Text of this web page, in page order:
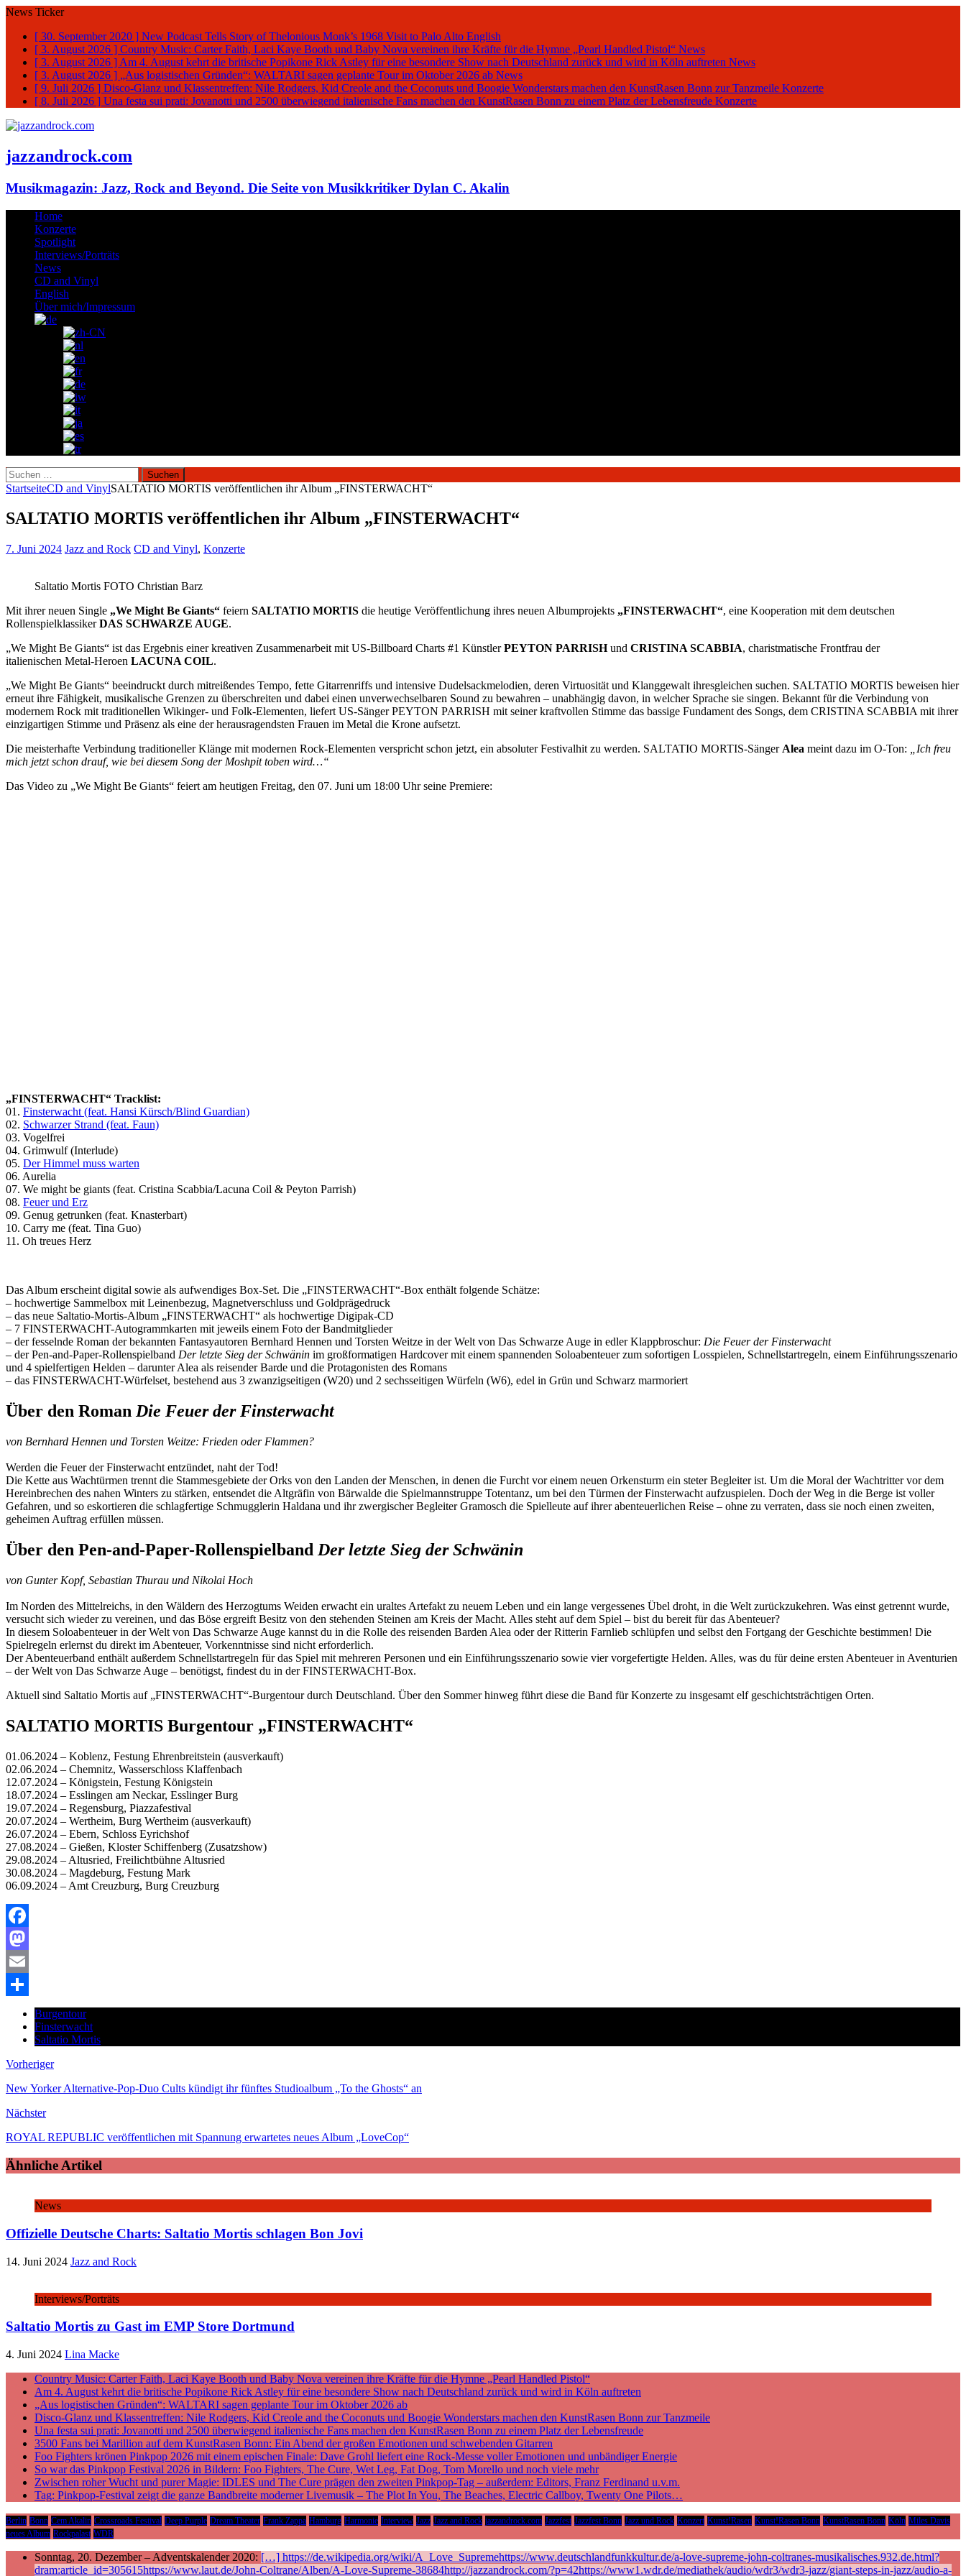
News Ticker
[ 30. September 2020 ] New Podcast Tells Story of Thelonious Monk’s 1968 Visit to Palo Alto English
[ 3. August 2026 ] Country Music: Carter Faith, Laci Kaye Booth und Baby Nova vereinen ihre Kräfte für die Hymne „Pearl Handled Pistol“ News
[ 3. August 2026 ] Am 4. August kehrt die britische Popikone Rick Astley für eine besondere Show nach Deutschland zurück und wird in Köln auftreten News
[ 3. August 2026 ] „Aus logistischen Gründen“: WALTARI sagen geplante Tour im Oktober 2026 ab News
[ 9. Juli 2026 ] Disco-Glanz und Klassentreffen: Nile Rodgers, Kid Creole and the Coconuts und Boogie Wonderstars machen den KunstRasen Bonn zur Tanzmeile Konzerte
[ 8. Juli 2026 ] Una festa sui prati: Jovanotti und 2500 überwiegend italienische Fans machen den KunstRasen Bonn zu einem Platz der Lebensfreude Konzerte
jazzandrock.com
Musikmagazin: Jazz, Rock and Beyond. Die Seite von Musikkritiker Dylan C. Akalin
Home
Konzerte
Spotlight
Interviews/Porträts
News
CD and Vinyl
English
Über mich/Impressum
Suchen
nach:
StartseiteCD and VinylSALTATIO MORTIS veröffentlichen ihr Album „FINSTERWACHT“
SALTATIO MORTIS veröffentlichen ihr Album „FINSTERWACHT“
7. Juni 2024 Jazz and Rock CD and Vinyl, Konzerte
Saltatio Mortis FOTO Christian Barz
Mit ihrer neuen Single „We Might Be Giants“ feiern SALTATIO MORTIS die heutige Veröffentlichung ihres neuen Albumprojekts „FINSTERWACHT“, eine Kooperation mit dem deutschen
RollenspielklassikerDAS SCHWARZE AUGE.
„We Might Be Giants“ ist das Ergebnis einer kreativen Zusammenarbeit mit US-Billboard Charts #1 KünstlerPEYTON PARRISHund CRISTINA SCABBIA, charistmatische Frontfrau der
italienischen Metal-Heroen LACUNA COIL.
„We Might Be Giants“ beeindruckt durch mitreißendes Tempo, fette Gitarrenriffs und intensive Dudelsackmelodien, deren Virtuosität und Klanggewalt ihresgleichen suchen. SALTATIO MORTIS beweisen hier
erneut ihre Fähigkeit, musikalische Grenzen zu überschreiten und dabei einen unverwechselbaren Sound zu bewahren – unabhängig davon, in welcher Sprache sie singen. Bekannt für die Verbindung von
modernem Rock mit traditionellen Wikinger- und Folk-Elementen, liefert US-Sänger PEYTON PARRISH mit seiner kraftvollen Stimme das bassige Fundament des Songs, dem CRISTINA SCABBIA mit ihrer
einzigartigen Stimme und Präsenz als eine der herausragendsten Frauen im Metal die Krone aufsetzt.
Die meisterhafte Verbindung traditioneller Klänge mit modernen Rock-Elementen verspricht schon jetzt, ein absoluter Festivalhit zu werden. SALTATIO MORTIS-Sänger Alea meint dazu im O-Ton:
„Ich freu
mich jetzt schon drauf, wie bei diesem Song der Moshpit toben wird…“
Das Video zu „We Might Be Giants“ feiert am heutigen Freitag, den 07. Juni um 18:00 Uhr seine Premiere:
„FINSTERWACHT“ Tracklist:
01.⁠ ⁠ Finsterwacht (feat. Hansi Kürsch/Blind Guardian)
02.⁠ ⁠⁠ Schwarzer Strand (feat. Faun)
03.⁠ ⁠⁠Vogelfrei
04.⁠ ⁠⁠Grimwulf (Interlude)
05.⁠ ⁠⁠ Der Himmel muss warten
06.⁠ ⁠⁠Aurelia
07.⁠ ⁠⁠We might be giants (feat. Cristina Scabbia/Lacuna Coil & Peyton Parrish)
08.⁠ ⁠⁠ Feuer und Erz
09.⁠ ⁠⁠Genug getrunken (feat. Knasterbart)
10.⁠ ⁠⁠Carry me (feat. Tina Guo)
11.⁠ ⁠⁠Oh treues Herz
Das Album erscheint digital sowie als aufwendiges Box-Set. Die „FINSTERWACHT“-Box enthält folgende Schätze:
– hochwertige Sammelbox mit Leinenbezug, Magnetverschluss und Goldprägedruck
– das neue Saltatio-Mortis-Album „FINSTERWACHT“ als hochwertige Digipak-CD
– 7 FINSTERWACHT-Autogrammkarten mit jeweils einem Foto der Bandmitglieder
– der fesselnde Roman der bekannten Fantasyautoren Bernhard Hennen und Torsten Weitze in der Welt von Das Schwarze Auge in edler Klappbroschur: Die Feuer der Finsterwacht
– der Pen-and-Paper-Rollenspielband Der letzte Sieg der Schwänin im großformatigen Hardcover mit einem spannenden Soloabenteuer zum sofortigen Losspielen, Schnellstartregeln, einem Einführungsszenario
und 4 spielfertigen Helden – darunter Alea als reisender Barde und die Protagonisten des Romans
– das FINSTERWACHT-Würfelset, bestehend aus 3 zwanzigseitigen (W20) und 2 sechsseitigen Würfeln (W6), edel in Grün und Schwarz marmoriert
Über den Roman Die Feuer der Finsterwacht
von Bernhard Hennen und Torsten Weitze: Frieden oder Flammen?
Werden die Feuer der Finsterwacht entzündet, naht der Tod!
Die Kette aus Wachtürmen trennt die Stammesgebiete der Orks von den Landen der Menschen, in denen die Furcht vor einem neuen Orkensturm ein steter Begleiter ist. Um die Moral der Wachtritter vor dem
Hereinbrechen des nahen Winters zu stärken, entsendet die Altgräfin von Bärwalde die Spielmannstruppe Totentanz, um bei den Türmen der Finsterwacht aufzuspielen. Doch der Weg in die Berge ist voller
Gefahren, und so eskortieren die schlagfertige Schmugglerin Haldana und ihr zwergischer Begleiter Gramosch die Spielleute auf ihrer abenteuerlichen Reise – ohne zu verraten, dass sie noch einen zweiten,
geheimen Auftrag erfüllen müssen.
Über den Pen-and-Paper-Rollenspielband Der letzte Sieg der Schwänin
von Gunter Kopf, Sebastian Thurau und Nikolai Hoch
Im Norden des Mittelreichs, in den Wäldern des Herzogtums Weiden erwacht ein uraltes Artefakt zu neuem Leben und ein lange vergessenes Übel droht, in die Welt zurückzukehren. Was einst getrennt wurde,
versucht sich wieder zu vereinen, und das Böse ergreift Besitz von den stehenden Steinen am Kreis der Macht. Alles steht auf dem Spiel – bist du bereit für das Abenteuer?
In diesem Soloabenteuer in der Welt von Das Schwarze Auge kannst du in die Rolle des reisenden Barden Alea oder der Ritterin Farnlieb schlüpfen und selbst den Fortgang der Geschichte bestimmen! Die
Spielregeln erlernst du direkt im Abenteuer, Vorkenntnisse sind nicht erforderlich.
Der Abenteuerband enthält außerdem Schnellstartregeln für das Spiel mit mehreren Personen und ein Einführungsszenario sowie vier vorgefertigte Helden. Alles, was du für deine ersten Abenteuer in Aventurien
– der Welt von Das Schwarze Auge – benötigst, findest du in der FINSTERWACHT-Box.
Aktuell sind Saltatio Mortis auf „FINSTERWACHT“-Burgentour durch Deutschland. Über den Sommer hinweg führt diese die Band für Konzerte zu insgesamt elf geschichtsträchtigen Orten.
SALTATIO MORTIS Burgentour „FINSTERWACHT“
01.06.2024 – Koblenz, Festung Ehrenbreitstein (ausverkauft)
02.06.2024 – Chemnitz, Wasserschloss Klaffenbach
12.07.2024 – Königstein, Festung Königstein
18.07.2024 – Esslingen am Neckar, Esslinger Burg
19.07.2024 – Regensburg, Piazzafestival
20.07.2024 – Wertheim, Burg Wertheim (ausverkauft)
26.07.2024 – Ebern, Schloss Eyrichshof
27.08.2024 – Gießen, Kloster Schiffenberg (Zusatzshow)
29.08.2024 – Altusried, Freilichtbühne Altusried
30.08.2024 – Magdeburg, Festung Mark
06.09.2024 – Amt Creuzburg, Burg Creuzburg
Facebook
Mastodon
Email
Burgentour
Finsterwacht
Saltatio Mortis
Vorheriger
New Yorker Alternative-Pop-Duo Cults kündigt ihr fünftes Studioalbum „To the Ghosts“ an
Nächster
ROYAL REPUBLIC veröffentlichen mit Spannung erwartetes neues Album „LoveCop“
Ähnliche Artikel
News
Offizielle Deutsche Charts: Saltatio Mortis schlagen Bon Jovi
14. Juni 2024 Jazz and Rock
Interviews/Porträts
Saltatio Mortis zu Gast im EMP Store Dortmund
4. Juni 2024 Lina Macke
Country Music: Carter Faith, Laci Kaye Booth und Baby Nova vereinen ihre Kräfte für die Hymne „Pearl Handled Pistol“
Am 4. August kehrt die britische Popikone Rick Astley für eine besondere Show nach Deutschland zurück und wird in Köln auftreten
„Aus logistischen Gründen“: WALTARI sagen geplante Tour im Oktober 2026 ab
Disco-Glanz und Klassentreffen: Nile Rodgers, Kid Creole and the Coconuts und Boogie Wonderstars machen den KunstRasen Bonn zur Tanzmeile
Una festa sui prati: Jovanotti und 2500 überwiegend italienische Fans machen den KunstRasen Bonn zu einem Platz der Lebensfreude
3500 Fans bei Marillion auf dem KunstRasen Bonn: Ein Abend der großen Emotionen und schwebenden Gitarren
Foo Fighters krönen Pinkpop 2026 mit einem epischen Finale: Dave Grohl liefert eine Rock-Messe voller Emotionen und unbändiger Energie
So war das Pinkpop Festival 2026 in Bildern: Foo Fighters, The Cure, Wet Leg, Fat Dog, Tom Morello und noch viele mehr
Zwischen roher Wucht und purer Magie: IDLES und The Cure prägen den zweiten Pinkpop-Tag – außerdem: Editors, Franz Ferdinand u.v.m.
Tag: Pinkpop-Festival zeigt die ganze Bandbreite moderner Livemusik – The Plot In You, The Beaches, Electric Callboy, Twenty One Pilots…
Berlin Bonn Cem Akalin Crossroads Festival Deep Purple Dream Theater Frank Zappa Hamburg Harmonie Interview Jazz Jazz and Rock jazzandrock.com Jazzfest Jazzfest Bonn Jazz und Rock Konzert Kunst!Rasen Kunst!Rasen Bonn KunstRasen Bonn Köln Miles Davis
neues Album Rockpalast WDR
Sonntag, 20. Dezember – Adventskalender 2020: […] https://de.wikipedia.org/wiki/A_Love_Supremehttps://www.deutschlandfunkkultur.de/a-love-supreme-john-coltranes-musikalisches.932.de.html?
dram:article_id=305615https://www.laut.de/John-Coltrane/Alben/A-Love-Supreme-38684http://jazzandrock.com/?p=42https://www1.wdr.de/mediathek/audio/wdr3/wdr3-jazz/giant-steps-in-jazz/audio-a-